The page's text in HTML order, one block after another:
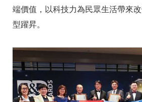
端價值，以科技力為民眾生活帶來
型躍昇。